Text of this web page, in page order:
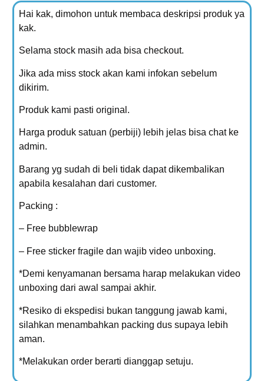
Hai kak, dimohon untuk membaca deskripsi produk ya
kak.
Selama stock masih ada bisa checkout.
Jika ada miss stock akan kami infokan sebelum
dikirim.
Produk kami pasti original.
Harga produk satuan (perbiji) lebih jelas bisa chat ke
admin.
Barang yg sudah di beli tidak dapat dikembalikan
apabila kesalahan dari customer.
Packing :
– Free bubblewrap
– Free sticker fragile dan wajib video unboxing.
*Demi kenyamanan bersama harap melakukan video
unboxing dari awal sampai akhir.
*Resiko di ekspedisi bukan tanggung jawab kami,
silahkan menambahkan packing dus supaya lebih
aman.
*Melakukan order berarti dianggap setuju.